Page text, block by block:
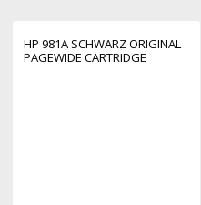
HP 981A SCHWARZ ORIGINAL
PAGEWIDE CARTRIDGE